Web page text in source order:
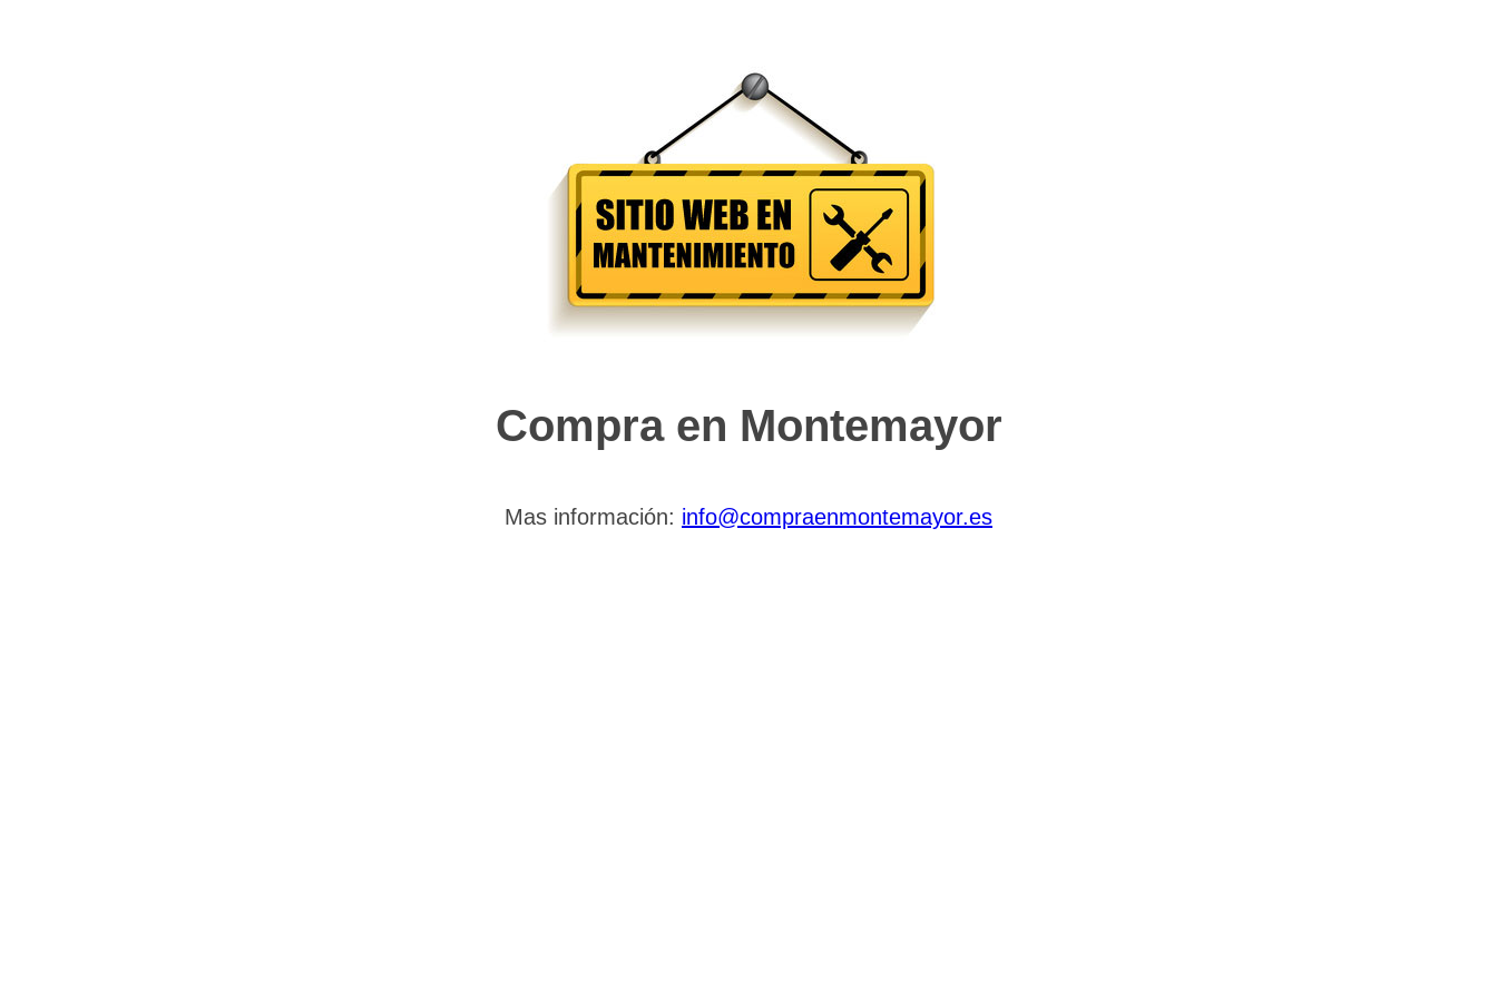
Compra en Montemayor
Mas información: info@compraenmontemayor.es